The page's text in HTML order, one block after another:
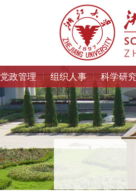
党政管理 组织人事 科学研